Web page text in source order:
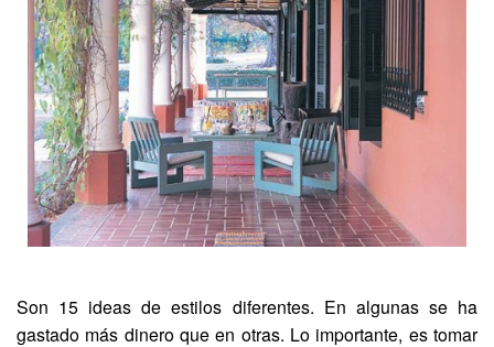
Son 15 ideas de estilos diferentes. En algunas se ha
gastado más dinero que en otras. Lo importante, es tomar